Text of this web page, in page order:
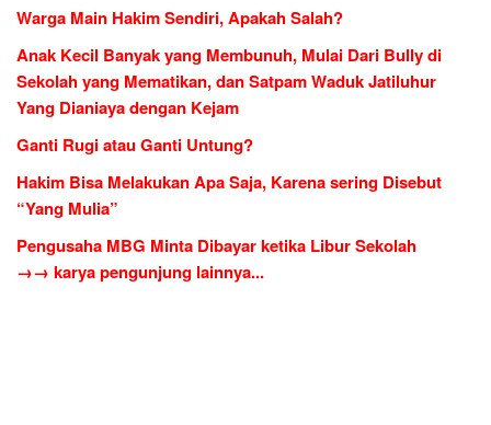
Warga Main Hakim Sendiri, Apakah Salah?
Anak Kecil Banyak yang Membunuh, Mulai Dari Bully di
Sekolah yang Mematikan, dan Satpam Waduk Jatiluhur
Yang Dianiaya dengan Kejam
Ganti Rugi atau Ganti Untung?
Hakim Bisa Melakukan Apa Saja, Karena sering Disebut
“Yang Mulia”
Pengusaha MBG Minta Dibayar ketika Libur Sekolah
→→ karya pengunjung lainnya...